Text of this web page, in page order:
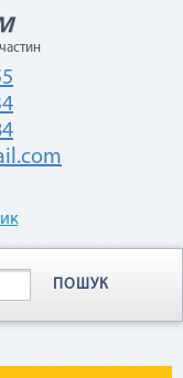
ПОШУК
от стоимости
товара.